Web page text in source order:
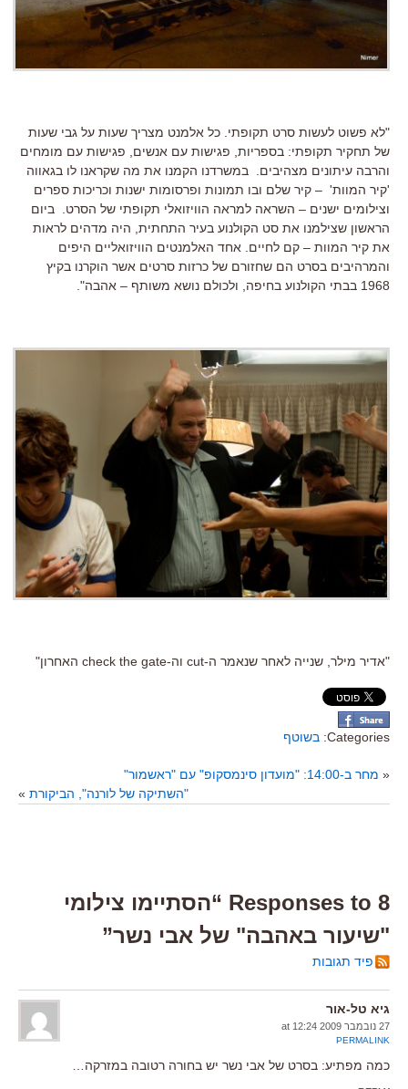
"לא פשוט לעשות סרט תקופתי. כל אלמנט מצריך שעות על גבי שעות
של תחקיר תקופתי: בספריות, פגישות עם אנשים, פגישות עם מומחים
והרבה עיתונים מצהיבים. במשרדנו הקמנו את מה שקראנו לו בגאווה
'קיר המוות' – קיר שלם ובו תמונות ופרסומות ישנות וכריכות ספרים
וצילומים ישנים – השראה למראה הוויזואלי תקופתי של הסרט. ביום
הראשון שצילמנו את סט הקולנוע בעיר התחתית, היה מדהים לראות
את קיר המוות – קם לחיים. אחד האלמנטים הוויזואליים היפים
והמרהיבים בסרט הם שחזורם של כרזות סרטים אשר הוקרנו בקיץ
1968 בבתי הקולנוע בחיפה, ולכולם נושא משותף – אהבה".
"אדיר מילר, שנייה לאחר שנאמר ה-cut וה-check the gate האחרון"
Categories: בשוטף
« מחר ב-14:00: "מועדון סינמסקופ" עם "ראשמור"
"השתיקה של לורנה", הביקורת »
8 Responses to “הסתיימו צילומי
"שיעור באהבה" של אבי נשר”
פיד תגובות
גיא טל-אור
27 נובמבר 2009 at 12:24
PERMALINK
כמה מפתיע: בסרט של אבי נשר יש בחורה רטובה במזרקה…